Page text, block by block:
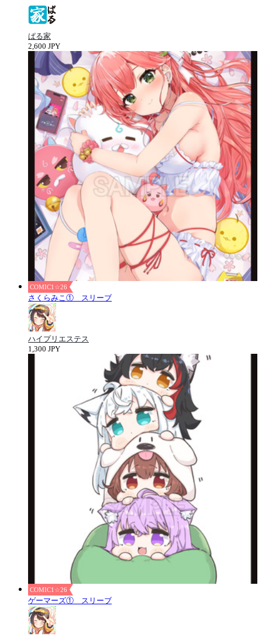
ぱる家
2,600 JPY
COMIC1☆26
さくらみこ① スリーブ
ハイプリエステス
1,300 JPY
COMIC1☆26
ゲーマーズ① スリーブ